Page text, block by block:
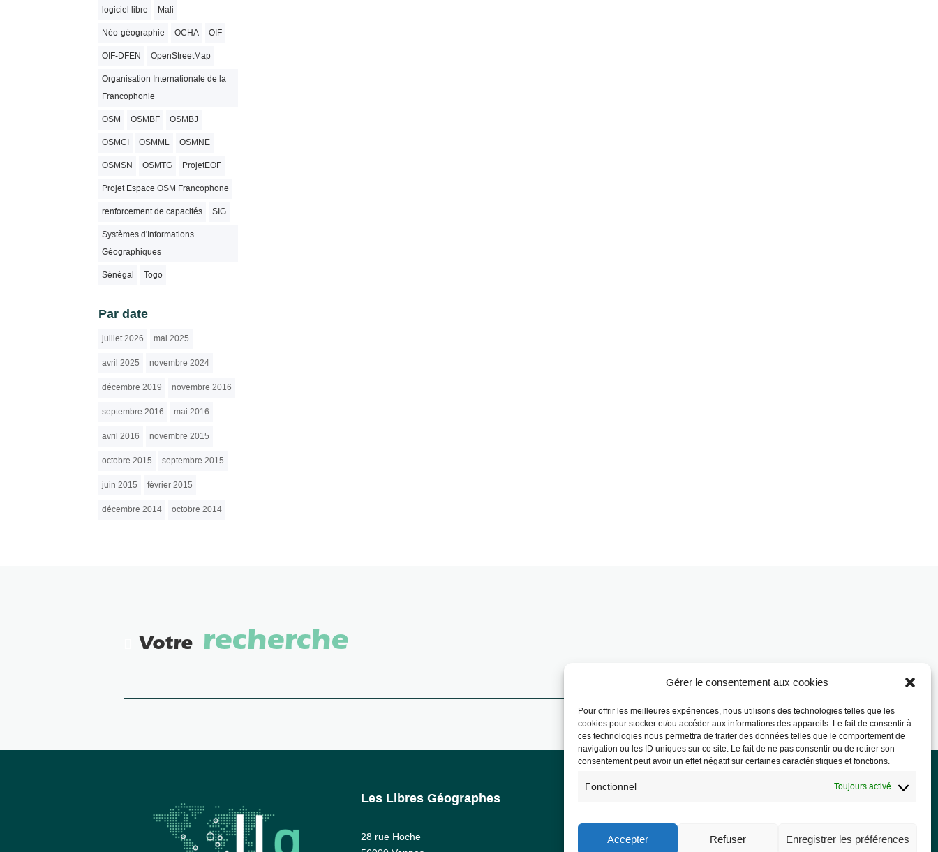
Gérer le consentement aux cookies
Pour offrir les meilleures expériences, nous utilisons des technologies telles que les
cookies pour stocker et/ou accéder aux informations des appareils. Le fait de consentir à
ces technologies nous permettra de traiter des données telles que le comportement de
navigation ou les ID uniques sur ce site. Le fait de ne pas consentir ou de retirer son
consentement peut avoir un effet négatif sur certaines caractéristiques et fonctions.
Fonctionnel Toujours activé
Accepter Refuser Enregistrer les préférences
logiciel libre Mali
Néo-géographie OCHA OIF
OIF-DFEN OpenStreetMap
Organisation Internationale de la
Francophonie
OSM OSMBF OSMBJ
OSMCI OSMML OSMNE
OSMSN OSMTG ProjetEOF
Projet Espace OSM Francophone
renforcement de capacités SIG
Systèmes d'Informations
Géographiques
Sénégal Togo
Par date
juillet 2026 mai 2025
avril 2025 novembre 2024
décembre 2019 novembre 2016
septembre 2016 mai 2016
avril 2016 novembre 2015
octobre 2015 septembre 2015
juin 2015 février 2015
décembre 2014 octobre 2014
Votre recherche
Les Libres Géographes
28 rue Hoche
Mentions légales
RGPD